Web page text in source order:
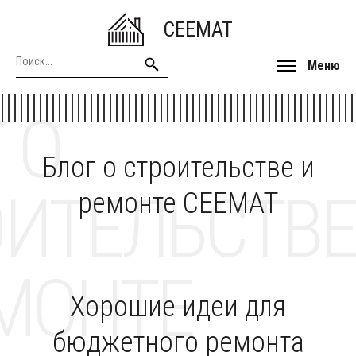
CEEMAT
Меню
Блог о строительстве и
ремонте CEEMAT
О
Хорошие идеи для
бюджетного ремонта